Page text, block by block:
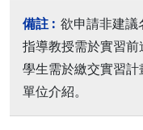
欲申請非建議
指導教授需於實習前
學生需於繳交實習
單位介紹。